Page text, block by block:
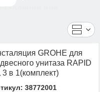
для
от ведущих
можете
лучшую
GROHE для
унитаза RAPID
3 в 1(комплект)
38772001